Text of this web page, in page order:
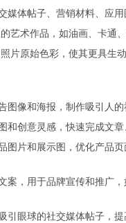
媒体帖子、营销材料、应用
艺术作品，如油画、卡通、
片原始色彩，使其更具生动
图像和海报，制作吸引人
和创意灵感，快速完成文
图片和展示图，优化产品
案，用于品牌宣传和推广
引眼球的社交媒体帖子，